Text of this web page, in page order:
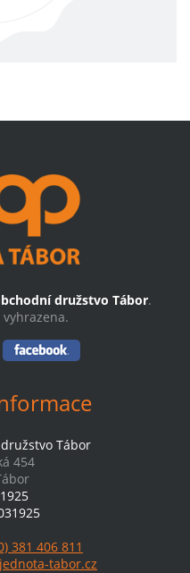
družstvo Tábor.
Tábor
454
381 406 811
tabor.cz